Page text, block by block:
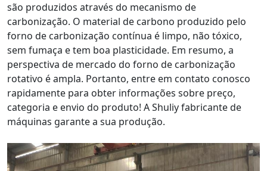
são produzidos através do mecanismo de
carbonização. O material de carbono produzido pelo
forno de carbonização contínua é limpo, não tóxico,
sem fumaça e tem boa plasticidade. Em resumo, a
perspectiva de mercado do forno de carbonização
rotativo é ampla. Portanto, entre em contato conosco
rapidamente para obter informações sobre preço,
categoria e envio do produto! A Shuliy fabricante de
máquinas garante a sua produção.